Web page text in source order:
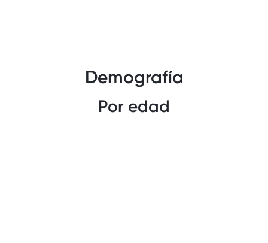
Demografía
Por edad